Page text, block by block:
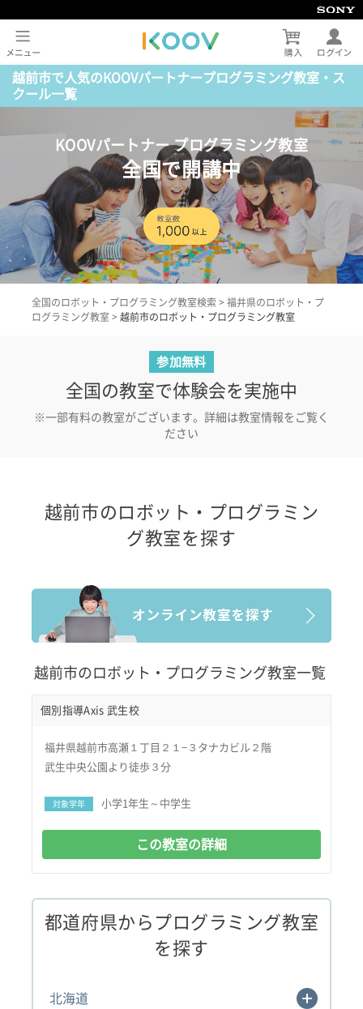
越前市で人気のKOOVパートナープログラミング教室・ス
クール一覧
KOOVパートナー プログラミング教室
全国で開講中
全国のロボット・プログラミング教室検索 > 福井県のロボット・プ
ログラミング教室 > 越前市のロボット・プログラミング教室
参加無料
全国の教室で体験会を実施中
※一部有料の教室がございます。詳細は教室情報をご覧く
ださい
越前市のロボット・プログラミン
グ教室を探す
越前市のロボット・プログラミング教室一覧
個別指導Axis 武生校
福井県越前市高瀬１丁目２１−３タナカビル２階
武生中央公園より徒歩３分
対象学年 小学1年生～中学生
この教室の詳細
都道府県からプログラミング教室
を探す
北海道